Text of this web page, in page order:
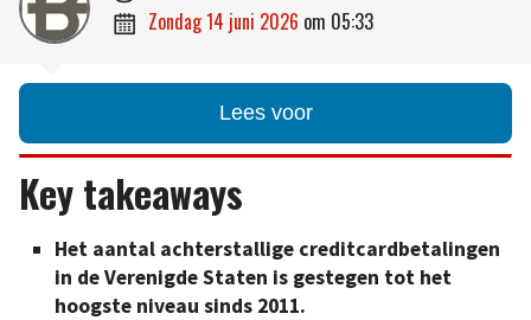
 zondag 14 juni 2026 om 05:33
Lees voor
Key takeaways
Het aantal achterstallige creditcardbetalingen
in de Verenigde Staten is gestegen tot het
hoogste niveau sinds 2011.